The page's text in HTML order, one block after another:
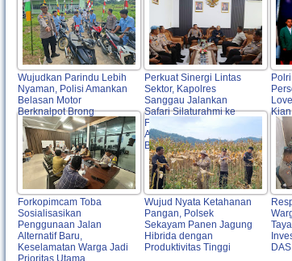
Wujudkan Parindu Lebih
Nyaman, Polisi Amankan
Belasan Motor
Berknalpot Brong
Perkuat Sinergi Lintas
Sektor, Kapolres
Sanggau Jalankan
Safari Silaturahmi ke
Forkopimda, Tokoh
Agama, OPD hingga
Bulog
Forkopimcam Toba
Sosialisasikan
Penggunaan Jalan
Alternatif Baru,
Keselamatan Warga Jadi
Wujud Nyata Ketahanan
Pangan, Polsek
Sekayam Panen Jagung
Hibrida dengan
Produktivitas Tinggi